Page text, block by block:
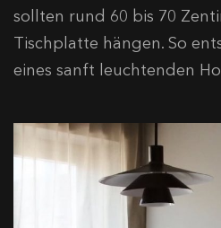
sollten rund 60 bis 70
Tischplatte hängen. So
eines sanft leuchtenden